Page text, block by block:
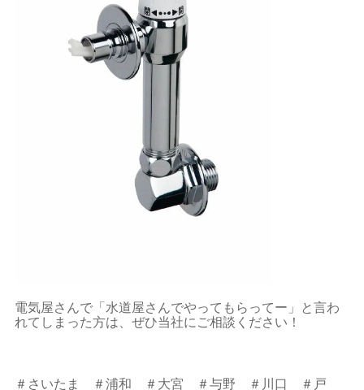
電気屋さんで「水道屋さんでやってもらってー」と言わ
れてしまった方は、ぜひ当社にご相談ください！
＃さいたま ＃浦和 ＃大宮 ＃与野 ＃川口 ＃戸